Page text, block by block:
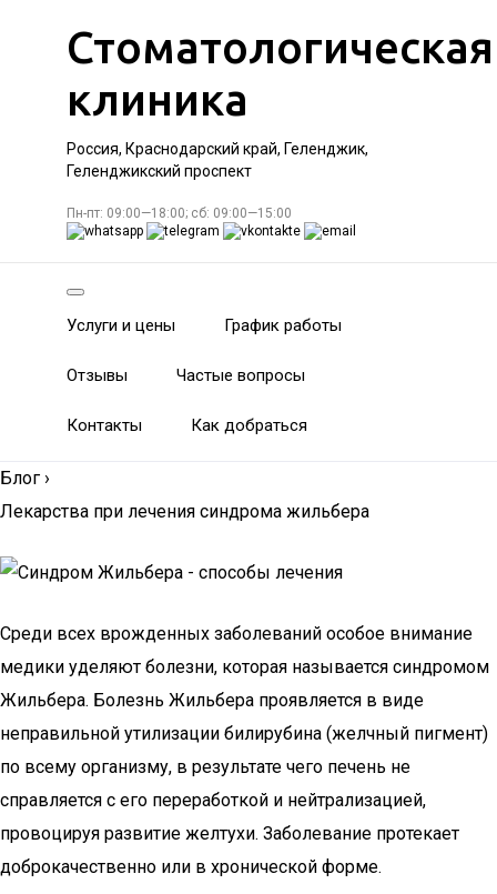
Стоматологическая
клиника
Россия, Краснодарский край, Геленджик,
Геленджикский проспект
Пн-пт: 09:00—18:00; сб: 09:00—15:00
Услуги и цены График работы
Отзывы Частые вопросы
Контакты Как добраться
Блог ›
Лекарства при лечения синдрома жильбера
Среди всех врожденных заболеваний особое внимание
медики уделяют болезни, которая называется синдромом
Жильбера. Болезнь Жильбера проявляется в виде
неправильной утилизации билирубина (желчный пигмент)
по всему организму, в результате чего печень не
справляется с его переработкой и нейтрализацией,
провоцируя развитие желтухи. Заболевание протекает
доброкачественно или в хронической форме.